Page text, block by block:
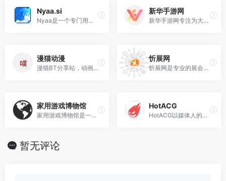
Nyaa.si
Nyaa是一个专门用于下载动漫种子的平台。‌除了动漫之外，‌用户还可能在该网站上找到一些音乐和软件资源。‌
新华手游网
新华手游网专注为大家提供最新手机游戏及APP应用，是您不可错过的资源平台，这里拥有当下最热门的手游与最实用的APP软件应用，包含的类型丰富多样，在这里还能找到各种攻略、教程、最新资讯，是你不可或缺的资源及攻略一应俱全的平台。
漫猫动漫
漫猫BT分享站，动画～漫画～游戏～动漫音乐～片源（RAW）等资源BT下载～欢迎各大字幕组及个人发布入住
忻展网
忻展网是专业的展会信息服务平台，提供全球展会搜索查询、展位预定、参观登记、展会资讯等服务，帮助企业更高效、更专业地选择适合自己的展会。我们致力于成为您信赖的展会服务伙伴。
家用游戏博物馆
家用游戏博物馆是一个专注于中文家用游戏历史的专题网站，主要收录中国大陆及台湾地区开发的复古游戏硬件及软件资源，详细介绍了多款已停产的国产游戏机
HotACG
HotACG以媒体人的态度聚合国内外动漫游戏热点新闻事件，并进行记录及追踪，使你能够更快、更方便的了解热点新闻的发展过程。
暂无评论